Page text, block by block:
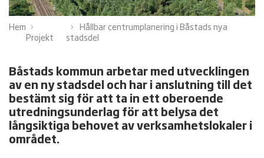
Hem
Projekt
Hållbar centrumplanering i Båstads nya
stadsdel
Båstads kommun arbetar med utvecklingen
av en ny stadsdel och har i anslutning till det
bestämt sig för att ta in ett oberoende
utredningsunderlag för att belysa det
långsiktiga behovet av verksamhetslokaler i
området.